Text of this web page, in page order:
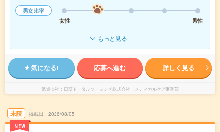
男女比率
女性
男性
もっと見る
気になる! 応募へ進む 詳しく見る
派遣会社 日研トータルソーシング株式会社 メディカルケア事業部
未読
NEW
掲載日 2026/08/05